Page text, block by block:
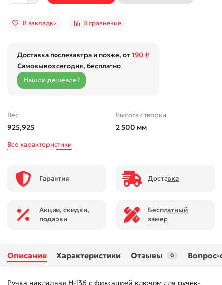
В закладки В сравнение
Доставка послезавтра и позже, от190 ₽
Самовывоз сегодня, бесплатно
Нашли дешевле?
Вес
925,925
Высота створки
2 500 мм
Все характеристики
Гарантия Доставка
Акции, скидки,
подарки
Бесплатный
замер
Описание Характеристики Отзывы 0 Вопрос-
Ручка накладная H-136 с фиксацией ключом для ручек-